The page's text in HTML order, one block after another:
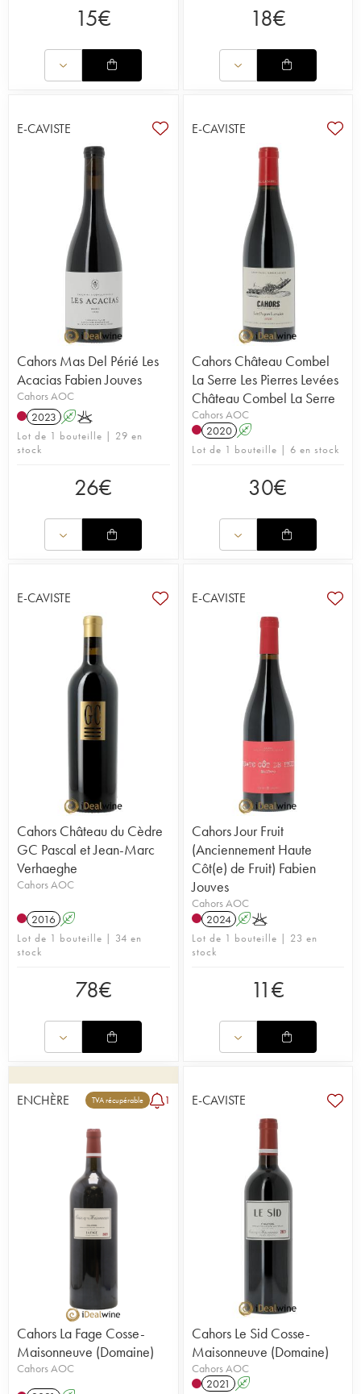
15€ 18€
E-CAVISTE
Cahors Mas Del Périé Les
Acacias Fabien Jouves
Cahors AOC
2023 AK
Lot de 1 bouteille | 29 en
stock
26€
E-CAVISTE
Cahors Château Combel
La Serre Les Pierres Levées
Château Combel La Serre
Cahors AOC
2020 A
Lot de 1 bouteille | 6 en stock
30€
E-CAVISTE
Cahors Château du Cèdre
GC Pascal et Jean-Marc
Verhaeghe
Cahors AOC
2016 A
Lot de 1 bouteille | 34 en
stock
78€
E-CAVISTE
Cahors Jour Fruit
(Anciennement Haute
Côt(e) de Fruit) Fabien
Jouves
Cahors AOC
2024 AK
Lot de 1 bouteille | 23 en
stock
11€
ENCHÈRE TVA récupérable 1
Cahors La Fage Cosse-
Maisonneuve (Domaine)
Cahors AOC
E-CAVISTE
Cahors Le Sid Cosse-
Maisonneuve (Domaine)
Cahors AOC
2021 A